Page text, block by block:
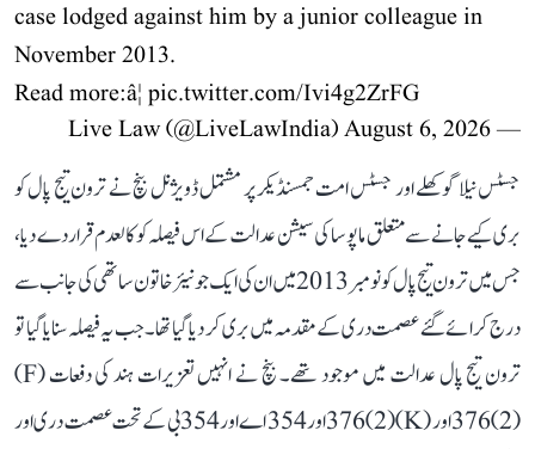
case lodged against him by a junior colleague in
November 2013.
Read more:â¦ pic.twitter.com/Ivi4g2ZrFG
— Live Law (@LiveLawIndia)
August 6, 2026
جسٹس نیلا گوکھلے اور جسٹس امت جمسنڈیکر پر مشتمل ڈویژنل بنچ نے ترون تیج پال کو
بری کیے جانے سے متعلق ماپوسا کی سیشن عدالت کے اس فیصلہ کو کالعدم قرار دے دیا،
جس میں ترون تیج پال کو نومبر 2013 میں ان کی ایک جونیئر خاتون ساتھی کی جانب سے
درج کرائے گئے عصمت دری کے مقدمہ میں بری کر دیا گیا تھا۔ جب یہ فیصلہ سنایا گیا تو
ترون تیج پال عدالت میں موجود تھے۔ بنچ نے انہیں تعزیرات ہند کی دفعات (F)
(2)376 اور (K)(2)376 اور 354 اے اور 354 بی کے تحت عصمت دری اور